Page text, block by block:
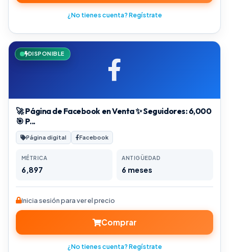
¿No tienes cuenta? Regístrate
DISPONIBLE
🚀 Página de Facebook en Venta ✨ Seguidores: 6,000
🎯 P...
Página digital Facebook
MÉTRICA
6,897
ANTIGÜEDAD
6 meses
Inicia sesión para ver el precio
Comprar
¿No tienes cuenta? Regístrate